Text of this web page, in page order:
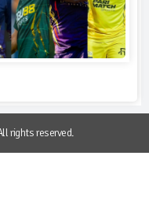
rights reserved.